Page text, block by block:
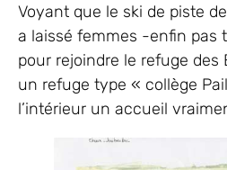
Voyant que le ski de piste
a laissé femmes -enfin pas
pour rejoindre le refuge des
un refuge type « collège
l’intérieur un accueil